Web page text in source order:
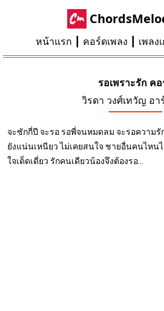
หน้าแรก คอร์ดเพลง เพลง
รอเพราะรัก ค
วิรดา วงศ์เทวัญ อา
จะซักกี่ปี จะรอ รอพี่จนหมดลม จะรอความ
ยังแน่นเหนียว ไม่เคยสนใจ ชายอื่นคนไหน
ใจเด็ดเดี่ยว รักคนเดียวน้องจึงต้องรอ...